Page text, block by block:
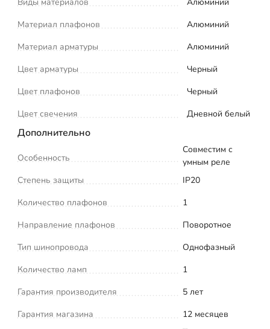
Материал плафонов
Алюминий
Материал арматуры
Алюминий
Цвет арматуры
Черный
Цвет плафонов
Черный
Цвет свечения
Дневной белый
Дополнительно
Особенность
Совместим с
умным реле
Степень защиты
IP20
Количество плафонов
1
Направление плафонов
Поворотное
Тип шинопровода
Однофазный
Количество ламп
1
Гарантия производителя
5 лет
Гарантия магазина
12 месяцев